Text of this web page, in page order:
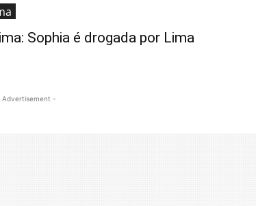
Sophia é drogada por Lima
-